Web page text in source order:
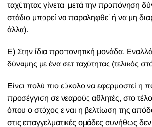
ταχύτητας γίνεται μετά την προπόνηση
στάδιο μπορεί να παραληφθεί ή να μη
άλλα).
Ε) Στην ίδια προπονητική μονάδα.
δύναμης με ένα σετ ταχύτητας (τελικός
Είναι πολύ πιο εύκολο να εφαρμοστεί η
προσέγγιση σε νεαρούς αθλητές, στο
όπου ο στόχος είναι η βελτίωση της
στις επαγγελματικές ομάδες συνήθως